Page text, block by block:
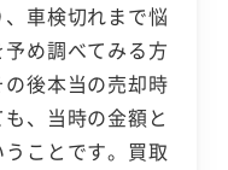
車検切れまで悩
め調べてみる方
後本当の売却時
、当時の金額と
ことです。買取